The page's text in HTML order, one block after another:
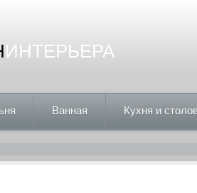
ИНТЕРЬЕРА
Ванная Кухня и